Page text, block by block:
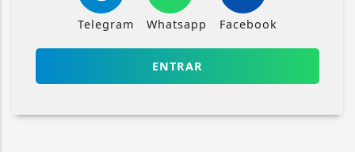
Telegram Whatsapp Facebook
ENTRAR